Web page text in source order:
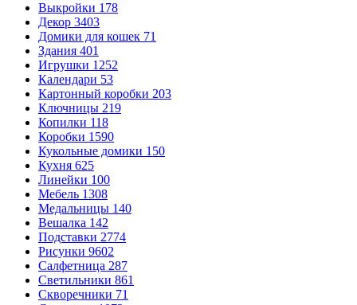
Выкройки 178
Декор 3403
Домики для кошек 71
Здания 401
Игрушки 1252
Календари 53
Картонный коробки 203
Ключницы 219
Копилки 118
Коробки 1590
Кукольные домики 150
Кухня 625
Линейки 100
Мебель 1308
Медальницы 140
Вешалка 142
Подставки 2774
Рисунки 9602
Салфетница 287
Светильники 861
Скворечники 71